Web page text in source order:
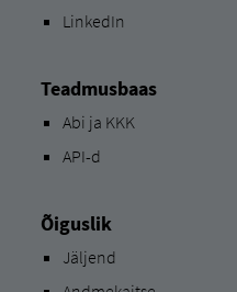
LinkedIn
Teadmusbaas
Abi ja KKK
API-d
Õiguslik
Jäljend